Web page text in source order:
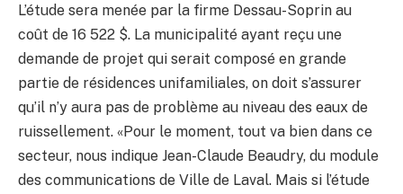
L’étude sera menée par la firme Dessau-Soprin au
coût de 16 522 $. La municipalité ayant reçu une
demande de projet qui serait composé en grande
partie de résidences unifamiliales, on doit s’assurer
qu’il n’y aura pas de problème au niveau des eaux de
ruissellement. «Pour le moment, tout va bien dans ce
secteur, nous indique Jean-Claude Beaudry, du module
des communications de Ville de Laval. Mais si l’étude